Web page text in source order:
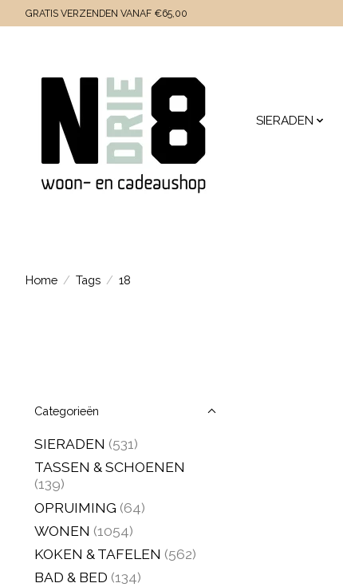
GRATIS VERZENDEN VANAF €65,00
SIERADEN
Home / Tags / 18
Categorieën
SIERADEN (531)
TASSEN & SCHOENEN
(139)
OPRUIMING (64)
WONEN (1054)
KOKEN & TAFELEN (562)
BAD & BED (134)